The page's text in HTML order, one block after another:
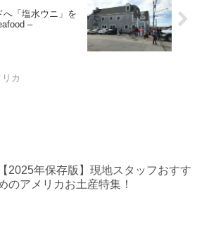
へ「塩水ウニ」を
–
カ
【2025年保存版】現地スタッフおすす
のアメリカお土産特集！